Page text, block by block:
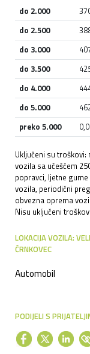
do 2.000
do 2.500
do 3.000
do 3.500
do 4.000
do 5.000
preko 5.000
Uključeni su
vozila sa učešćem
popravci, ljetne
vozila, periodični
obvezna oprema
Nisu uključeni
LOKACIJA VOZILA:
ČRNKOVEC
Automobil
PODIJELI S